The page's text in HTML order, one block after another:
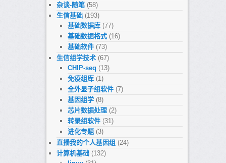
杂谈-随笔(58)
生信基础(193)
基础数据库 (77)
基础数据格式 (16)
基础软件 (73)
生信组学技术(67)
CHIP-seq (13)
免疫组库 (1)
全外显子组软件 (7)
基因组学 (8)
芯片数据处理 (2)
转录组软件 (31)
进化专题 (3)
直播我的个人基因组 (24)
计算机基础(132)